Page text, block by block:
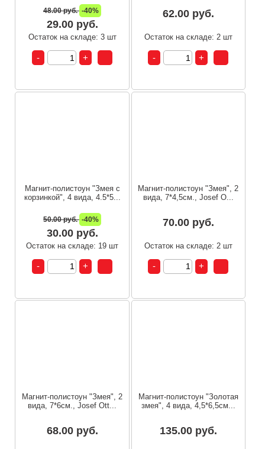
48.00 руб. -40%
29.00 руб.
Остаток на складе: 3 шт
62.00 руб.
Остаток на складе: 2 шт
Магнит-полистоун "Змея с
корзинкой", 4 вида, 4.5*5...
50.00 руб. -40%
30.00 руб.
Остаток на складе: 19 шт
Магнит-полистоун "Змея", 2
вида, 7*4,5см., Josef O...
70.00 руб.
Остаток на складе: 2 шт
Магнит-полистоун "Змея", 2
вида, 7*6см., Josef Ott...
68.00 руб.
Магнит-полистоун "Золотая
змея", 4 вида, 4,5*6,5см...
135.00 руб.